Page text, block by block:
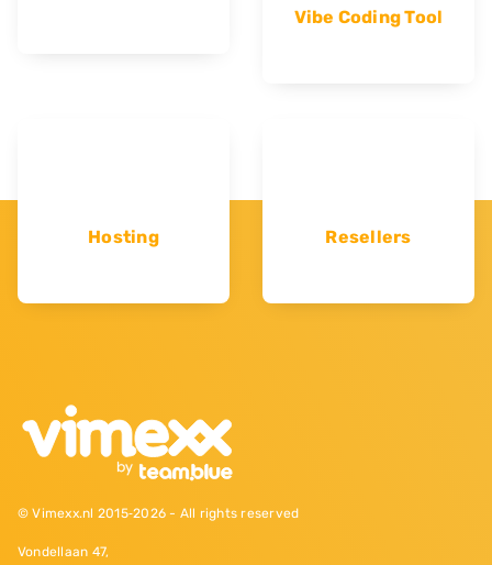
Vibe Coding Tool
Hosting Resellers
© Vimexx.nl 2015‐2026 - All rights reserved
Vondellaan 47,